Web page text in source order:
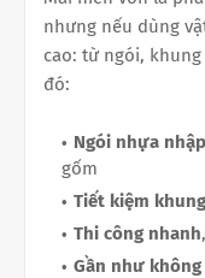
nhưng nếu dùng
cao: từ ngói,
đó:
Ngói nhựa
gốm
Tiết kiệm
Thi công nhanh
Gần như